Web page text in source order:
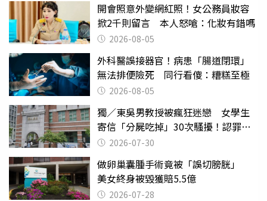
開會照意外變網紅照！女公務員妝容
掀2千則留言 本人怒嗆：化妝有錯嗎
2026-08-05
外科醫誤接器官！病患「腸道閉環」
無法排便險死 同行看傻：糟糕至極
2026-08-05
獨／東吳男教授被瘋狂迷戀 女學生
寄信「分屍吃掉」30次騷擾！認罪免
關 2026-07-30
做卵巢囊腫手術竟被「誤切膀胱」
美女終身被毀獲賠5.5億
2026-07-28